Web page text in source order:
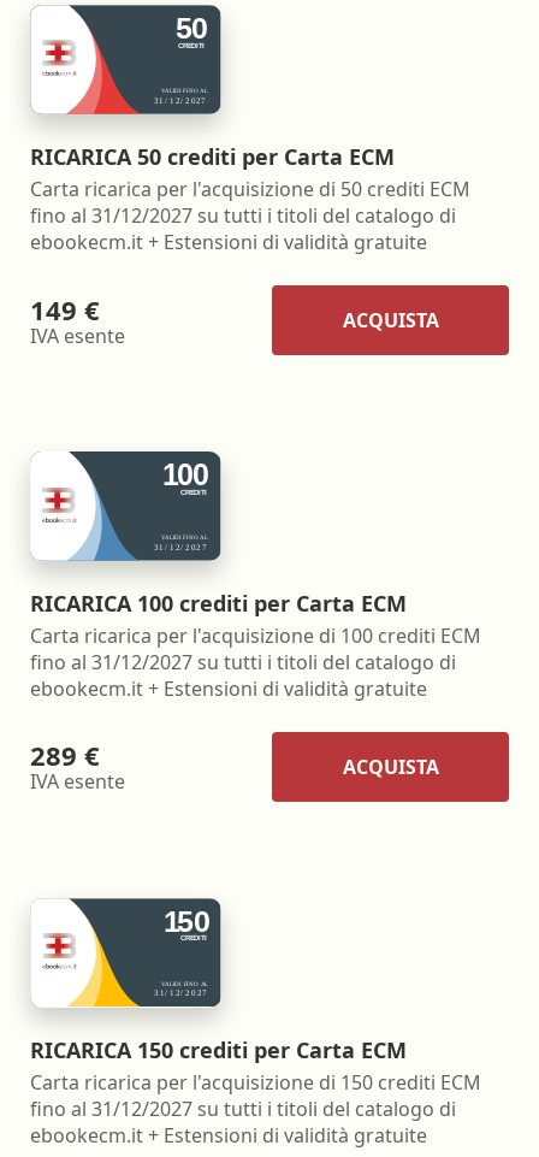
RICARICA 50 crediti per Carta ECM
Carta ricarica per l'acquisizione di 50 crediti ECM
fino al 31/12/2027 su tutti i titoli del catalogo di
ebookecm.it + Estensioni di validità gratuite
149 €
IVA esente
ACQUISTA
RICARICA 100 crediti per Carta ECM
Carta ricarica per l'acquisizione di 100 crediti ECM
fino al 31/12/2027 su tutti i titoli del catalogo di
ebookecm.it + Estensioni di validità gratuite
289 €
IVA esente
ACQUISTA
RICARICA 150 crediti per Carta ECM
Carta ricarica per l'acquisizione di 150 crediti ECM
fino al 31/12/2027 su tutti i titoli del catalogo di
ebookecm.it + Estensioni di validità gratuite